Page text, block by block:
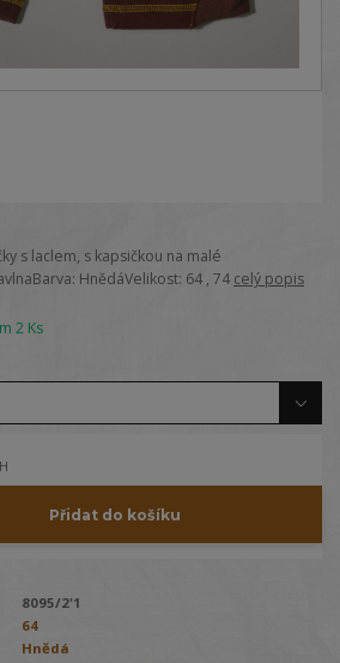
s laclem, s kapsičkou na malé
HnědáVelikost: 64 , 74 celý popis
2 Ks
Přidat do košíku
8095/2'1
64
Hnědá